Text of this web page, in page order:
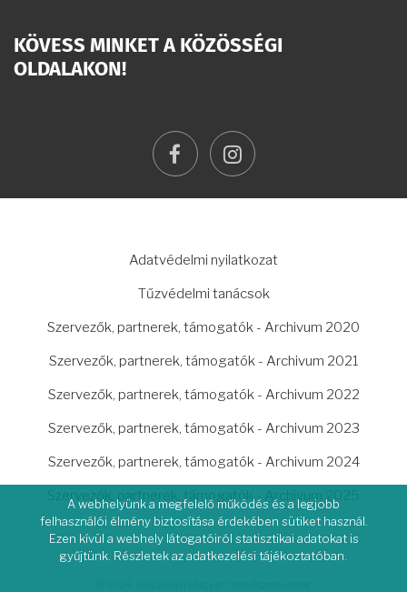
KÖVESS MINKET A KÖZÖSSÉGI
OLDALAKON!
facebookinstagram
Adatvédelmi nyilatkozat
Tűzvédelmi tanácsok
Szervezők, partnerek, támogatók - Archivum 2020
Szervezők, partnerek, támogatók - Archivum 2021
Szervezők, partnerek, támogatók - Archivum 2022
Szervezők, partnerek, támogatók - Archivum 2023
Szervezők, partnerek, támogatók - Archivum 2024
Szervezők, partnerek, támogatók - Archivum 2025
A webhelyünk a megfelelő működés és a legjobb
felhasználói élmény biztosítása érdekében sütiket használ.
Ezen kívül a webhely látogatóiról statisztikai adatokat is
gyűjtünk. Részletek az adatkezelési tájékoztatóban.